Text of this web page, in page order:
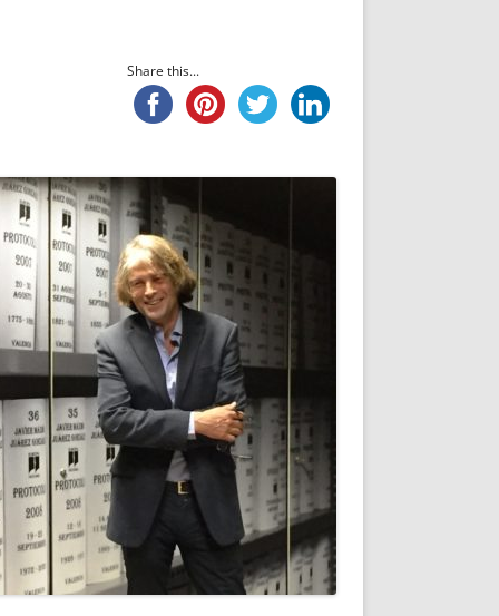
IRPF
PREMIO NYR
NUEVA ETAPA
POLÍTICA DE PRIVACIDAD
AVISO LEGAL
REPORTAR INCIDENCIA
LOGOTIPO
ENTREVISTAS
SONRISA
ENVÍA CORREO
CANALES DE VÍDEO
Share this...